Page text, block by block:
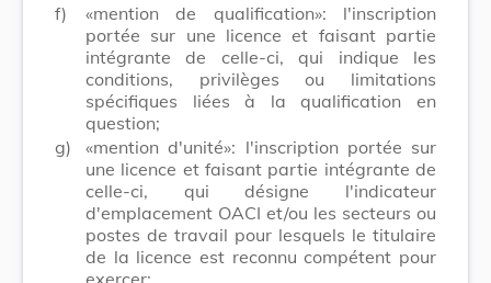
f)
«mention de qualification»: l'inscription
portée sur une licence et faisant partie
intégrante de celle-ci, qui indique les
conditions, privilèges ou limitations
spécifiques liées à la qualification en
question;
g)
«mention d'unité»: l'inscription portée sur
une licence et faisant partie intégrante de
celle-ci, qui désigne l'indicateur
d'emplacement OACI et/ou les secteurs ou
postes de travail pour lesquels le titulaire
de la licence est reconnu compétent pour
exercer;